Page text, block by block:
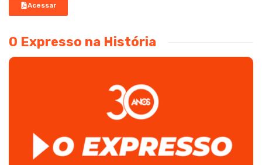
Acessar
O Expresso na História